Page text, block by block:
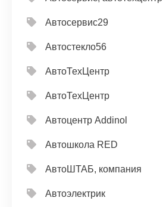
Автосервис29
Автостекло56
АвтоТехЦентр
АвтоТехЦентр
Автоцентр Addinol
Автошкола RED
АвтоШТАБ, компания
Автоэлектрик